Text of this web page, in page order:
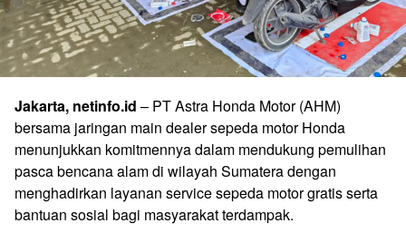
Jakarta, netinfo.id – PT Astra Honda Motor (AHM)
bersama jaringan main dealer sepeda motor Honda
menunjukkan komitmennya dalam mendukung pemulihan
pasca bencana alam di wilayah Sumatera dengan
menghadirkan layanan service sepeda motor gratis serta
bantuan sosial bagi masyarakat terdampak.